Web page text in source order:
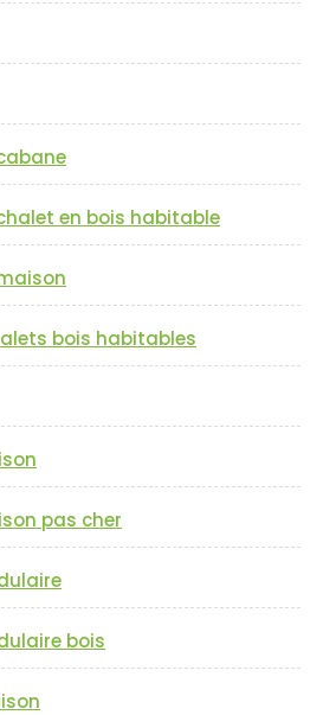
en bois habitable
bois habitables
pas cher
bois